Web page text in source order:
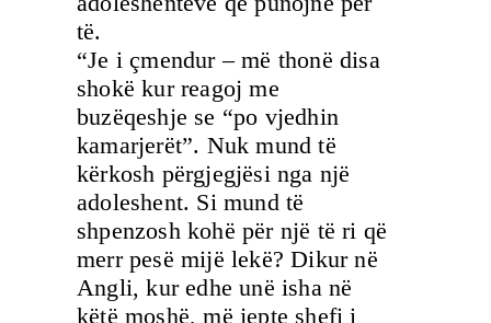
të.
“Je i çmendur – më thonë disa
shokë kur reagoj me
buzëqeshje se “po vjedhin
kamarjerët”. Nuk mund të
kërkosh përgjegjësi nga një
adoleshent. Si mund të
shpenzosh kohë për një të ri që
merr pesë mijë lekë? Dikur në
Angli, kur edhe unë isha në
këtë moshë, më jepte shefi i